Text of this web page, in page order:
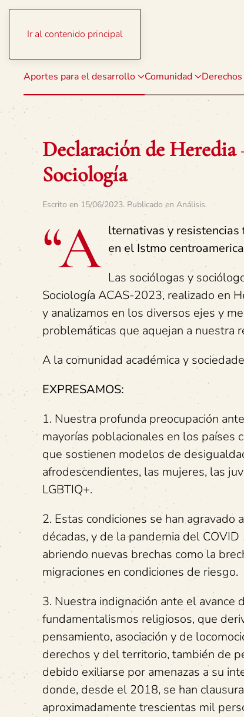
Ir al contenido principal
Aportes para el desarrollo Comunidad Derechos
Declaración de Heredia
Sociología
Escrito en 15/06/2023. Publicado en Análisis.
“A lternativas y resistencias
en el Istmo
Las sociólogas y
Sociología ACAS-2023, realizado en
y analizamos en los diversos ejes y
problemáticas que aquejan a nuestra
A la comunidad académica y
EXPRESAMOS:
1. Nuestra profunda preocupación
mayorías poblacionales en los países
que sostienen modelos de
afrodescendientes, las mujeres, las
LGBTIQ+.
2. Estas condiciones se han
décadas, y de la pandemia del
abriendo nuevas brechas como la
migraciones en condiciones de riesgo.
3. Nuestra indignación ante el
fundamentalismos religiosos, que
pensamiento, asociación y de
derechos y del territorio, también de
debido exiliarse por amenazas a su
donde, desde el 2018, se han
aproximadamente trescientas mil